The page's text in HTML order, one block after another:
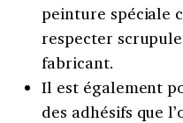
peinture spéciale
respecter
fabricant.
Il est également
des adhésifs que